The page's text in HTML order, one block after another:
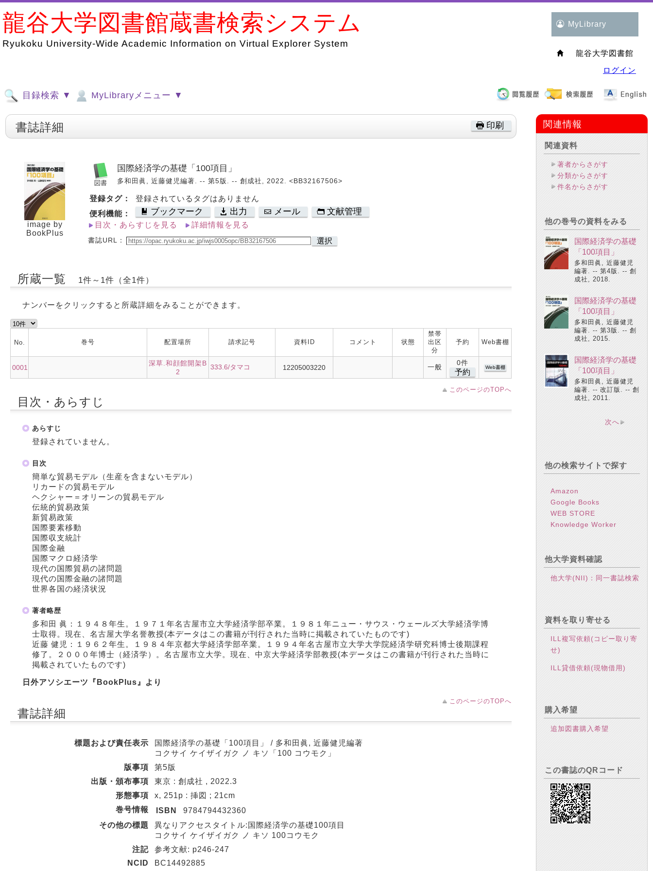
龍谷大学図書館蔵書検索システム
Ryukoku University-Wide Academic Information on Virtual Explorer System
MyLibrary
龍谷大学図書館
ログイン
目録検索 ▼ MyLibraryメニュー ▼
印刷
書誌詳細
image by
BookPlus
国際経済学の基礎「100項目」
多和田眞, 近藤健児編著. -- 第5版. -- 創成社, 2022. <BB32167506>
登録タグ：
登録されているタグはありません
便利機能：
ブックマーク 出力 メール 文献管理
目次・あらすじを見る 詳細情報を見る
書誌URL： 選択
所蔵一覧 1件～1件（全1件）
ナンバーをクリックすると所蔵詳細をみることができます。
No. 巻号 配置場所 請求記号 資料ID コメント 状態
禁帯
出区
分
予約 Web書棚
0001
深草.和顔館開架B
2
333.6/タマコ 12205003220 一般
0件
予約
Web書棚
このページのTOPへ
目次・あらすじ
あらすじ
登録されていません。
目次
簡単な貿易モデル（生産を含まないモデル）
リカードの貿易モデル
ヘクシャー＝オリーンの貿易モデル
伝統的貿易政策
新貿易政策
国際要素移動
国際収支統計
国際金融
国際マクロ経済学
現代の国際貿易の諸問題
現代の国際金融の諸問題
世界各国の経済状況
著者略歴
多和田 眞：１９４８年生。１９７１年名古屋市立大学経済学部卒業。１９８１年ニュー・サウス・ウェールズ大学経済学博
士取得。現在、名古屋大学名誉教授(本データはこの書籍が刊行された当時に掲載されていたものです)
近藤 健児：１９６２年生。１９８４年京都大学経済学部卒業。１９９４年名古屋市立大学大学院経済学研究科博士後期課程
修了。２０００年博士（経済学）。名古屋市立大学。現在、中京大学経済学部教授(本データはこの書籍が刊行された当時に
掲載されていたものです)
日外アソシエーツ『BookPlus』より
このページのTOPへ
書誌詳細
標題および責任表示
国際経済学の基礎「100項目」 / 多和田眞, 近藤健児編著
コクサイ ケイザイガク ノ キソ「100 コウモク」
版事項
第5版
出版・頒布事項
東京 : 創成社 , 2022.3
形態事項
x, 251p : 挿図 ; 21cm
巻号情報
ISBN
9784794432360
その他の標題
異なりアクセスタイトル:国際経済学の基礎100項目
コクサイ ケイザイガク ノ キソ 100コウモク
注記
参考文献: p246-247
NCID
BC14492885
関連情報
関連資料
著者からさがす
分類からさがす
件名からさがす
他の巻号の資料をみる
国際経済学の基礎
「100項目」
多和田眞, 近藤健児
編著. -- 第4版. -- 創
成社, 2018.
国際経済学の基礎
「100項目」
多和田眞, 近藤健児
編著. -- 第3版. -- 創
成社, 2015.
国際経済学の基礎
「100項目」
多和田眞, 近藤健児
編著. -- 改訂版. -- 創
成社, 2011.
次へ
他の検索サイトで探す
Amazon
Google Books
WEB STORE
Knowledge Worker
他大学資料確認
他大学(NII)：同一書誌検索
資料を取り寄せる
ILL複写依頼(コピー取り寄
せ)
ILL貸借依頼(現物借用)
購入希望
追加図書購入希望
この書誌のQRコード